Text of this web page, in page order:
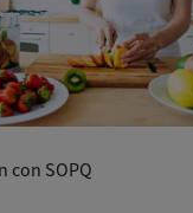
con SOPQ